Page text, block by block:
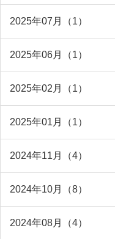
2025年07月（1）
2025年06月（1）
2025年02月（1）
2025年01月（1）
2024年11月（4）
2024年10月（8）
2024年08月（4）